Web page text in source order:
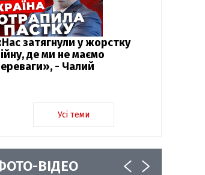
затягнули у жорстку
де ми не маємо
- Чалий
Усі теми
ВІДЕО